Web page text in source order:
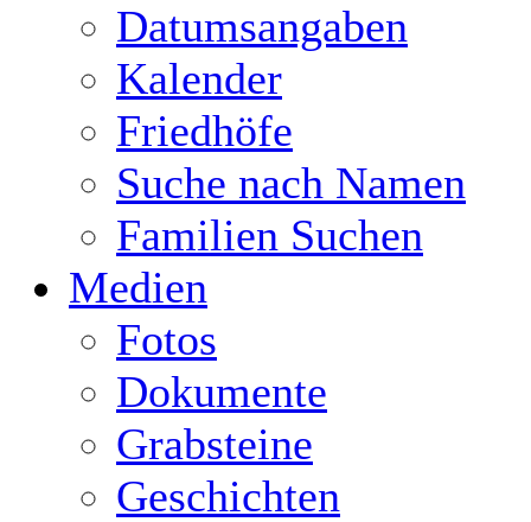
Datumsangaben
Kalender
Friedhöfe
Suche nach Namen
Familien Suchen
Medien
Fotos
Dokumente
Grabsteine
Geschichten